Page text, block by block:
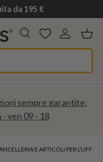
da 195 €
Cerca Accedi
sempre garantite,
ven 09 - 18
E ARTICOLI PER